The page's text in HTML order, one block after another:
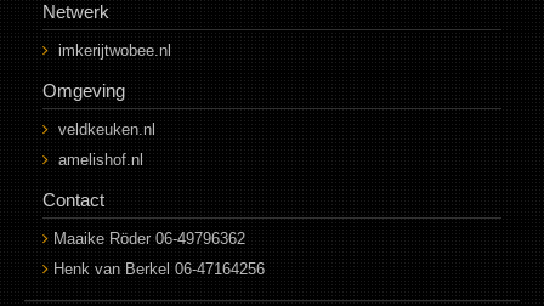
Netwerk
imkerijtwobee.nl
Omgeving
veldkeuken.nl
amelishof.nl
Contact
Maaike Röder 06-49796362
Henk van Berkel 06-47164256